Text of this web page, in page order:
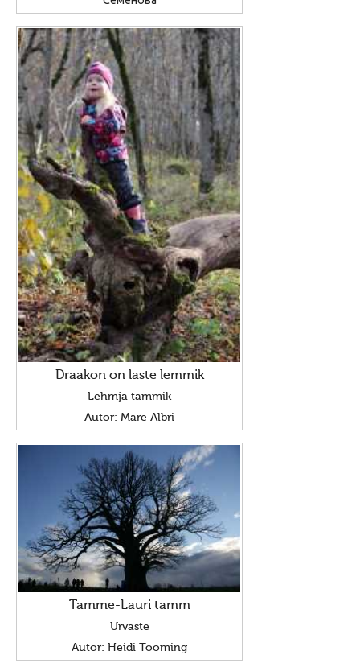
Draakon on laste lemmik
Lehmja tammik
Autor: Mare Albri
Tamme-Lauri tamm
Urvaste
Autor: Heidi Tooming